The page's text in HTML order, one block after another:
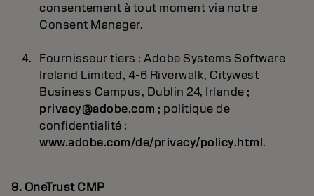
consentement à tout moment via notre
Consent Manager.
Fournisseur tiers : Adobe Systems Software
Ireland Limited, 4-6 Riverwalk, Citywest
Business Campus, Dublin 24, Irlande ;
privacy@adobe.com ; politique de
confidentialité :
www.adobe.com/de/privacy/policy.html.
9. OneTrust CMP